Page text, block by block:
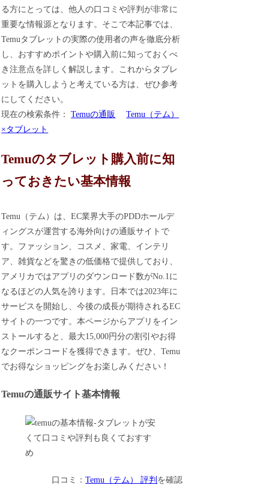
る方にとっては、他人の口コミや評判が非常に
重要な情報源となります。そこで本記事では、
Temuタブレットの実際の使用者の声を徹底分析
し、おすすめポイントや購入前に知っておくべ
き注意点を詳しく解説します。これからタブレ
ットを購入しようと考えている方は、ぜひ参考
にしてください。
現在の検索条件：Temuの通販
Temu（テム）
×タブレット
Temuのタブレット購入前に知
っておきたい基本情報
Temu（テム）は、EC業界大手のPDDホールデ
ィングスが運営する海外向けの通販サイトで
す。ファッション、コスメ、家電、インテリ
ア、雑貨などを驚きの低価格で提供しており、
アメリカではアプリのダウンロード数がNo.1に
なるほどの人気を誇ります。日本では2023年に
サービスを開始し、今後の成長が期待されるEC
サイトの一つです。本ページからアプリをイン
ストールすると、最大15,000円分の割引やお得
なクーポンコードを獲得できます。ぜひ、Temu
でお得なショッピングをお楽しみください！
Temuの通販サイト基本情報
口コミ：Temu（テム） 評判 を確認